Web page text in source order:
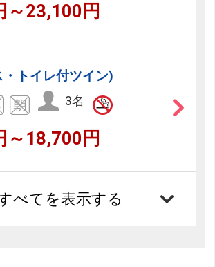
～23,100円
トイレ付ツイン)
3名
～18,700円
べてを表示する